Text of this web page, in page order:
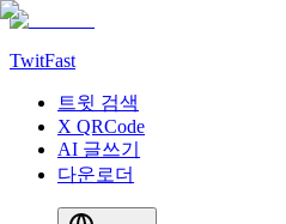
TwitFast
트윗 검색
X QRCode
AI 글쓰기
다운로더